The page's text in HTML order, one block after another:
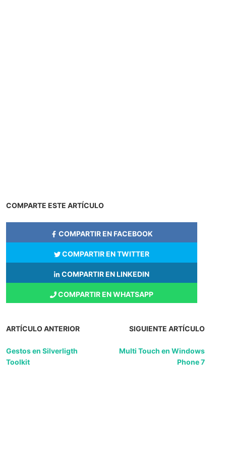
COMPARTE ESTE ARTÍCULO
COMPARTIR EN FACEBOOK
COMPARTIR EN TWITTER
COMPARTIR EN LINKEDIN
COMPARTIR EN WHATSAPP
ARTÍCULO ANTERIOR
Gestos en Silverligth
Toolkit
SIGUIENTE ARTÍCULO
Multi Touch en Windows
Phone 7